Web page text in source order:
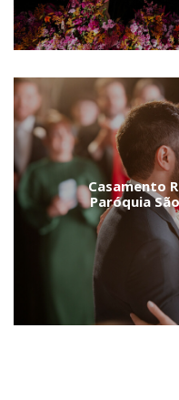
Casamento
Paróquia